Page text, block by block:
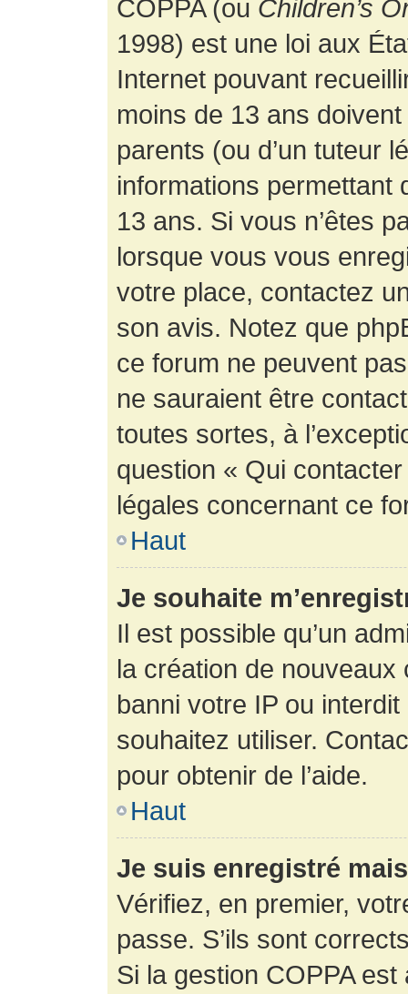
COPPA (ou Children’s
1998) est une loi aux
Internet pouvant
moins de 13 ans
parents (ou d’un tuteur
informations permettant
13 ans. Si vous n’êtes
lorsque vous vous
votre place, contactez
son avis. Notez que
ce forum ne peuvent
ne sauraient être
toutes sortes, à
question « Qui
légales concernant ce
Haut
Je souhaite
Il est possible qu’un
la création de
banni votre IP ou
souhaitez utiliser.
pour obtenir de l’aide.
Haut
Je suis enregistré
Vérifiez, en premier,
passe. S’ils sont
Si la gestion COPPA